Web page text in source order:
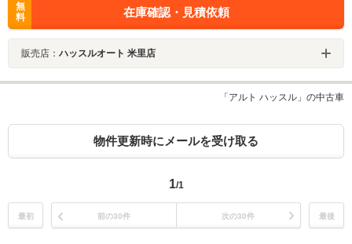
無
料
在庫確認・見積依頼
販売店： ハッスルオート 米里店
「アルト ハッスル」の中古車
物件更新時にメールを受け取る
1/1
最初 前の30件 次の30件 最後